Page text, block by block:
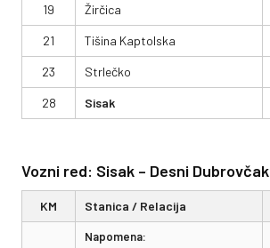
19 Žirčica
21 Tišina Kaptolska
23 Strlečko
28 Sisak
Vozni red: Sisak – Desni Dubrovčak
KM Stanica / Relacija
Napomena: